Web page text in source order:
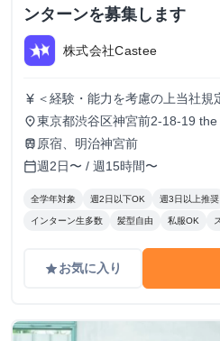
ンターンを募集します
株式会社Castee
currency_yen ＜経験・能力を考慮の上当社規
給1,250円〜 ・昇給：実績に応
place東京都渋谷区神宮前2-18-19
train 原宿、明治神宮前
calendar_today週2日〜 / 週15時間〜
全学年対象 週2日以下OK 週3日以上推奨
インターン生多数 髪型自由 私服OK
gradeお気に入り